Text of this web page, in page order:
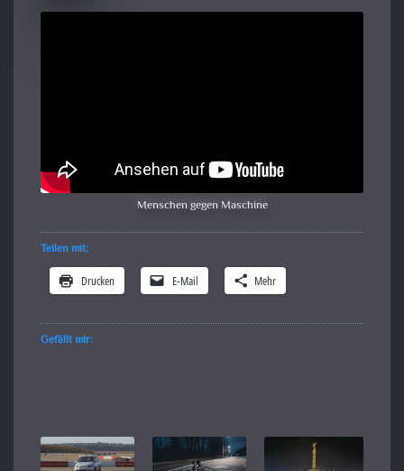
Menschen gegen Maschine
Teilen mit:
Drucken E-Mail Mehr
Gefällt mir: